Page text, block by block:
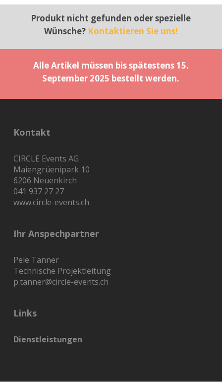
Produkt nicht gefunden oder spezielle
Wünsche? Kontaktieren Sie uns!
Alle Artikel müssen bis spätestens 15.
September 2025 bestellt werden.
Kontakt
CIRCLE Events AG
Maiengrüenipark 10
6206 Neuenkirch
041 937 27 27
www.circle-events.ch
Ihr Anspechpartner
Pele Tanner
Technische Projektleitung
p.tanner@circle-events.ch
Links
Dienstleistungen